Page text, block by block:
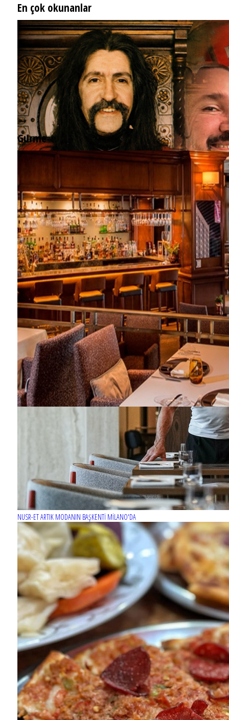
En çok okunanlar
Barış Manço'nun mirasçıları mahkemede!
Gurme
EĞLENCE HAYATINA YENİ SOLUK: Gabbro Dream Theatre
NUSR-ET ARTIK MODANIN BAŞKENTİ MİLANO'DA